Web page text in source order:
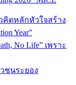
คิดหลักหัวใจสร้าง
Year”
No Life” เพราะ
ชนระยอง